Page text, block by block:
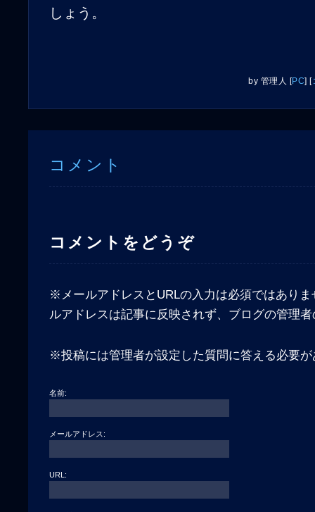
しょう。
by 管理人 [PC] [
コメント
コメントをどうぞ
※メールアドレスとURLの入力は必須ではあり
ルアドレスは記事に反映されず、ブログの管理
※投稿には管理者が設定した質問に答える必要が
名前:
メールアドレス:
URL: